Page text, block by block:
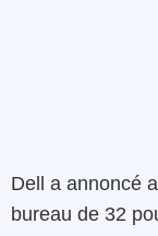
Dell a annoncé
bureau de 32